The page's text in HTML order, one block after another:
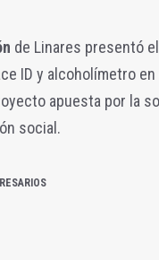
de Linares presentó
ID y alcoholímetro
apuesta por la
social.